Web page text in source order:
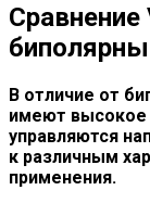
Сравнение
В отличие от
имеют высокое
управляются
к различным
применения.